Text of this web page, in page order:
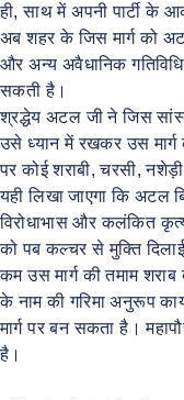
ही, साथ में अपनी पार्टी के
अब शहर के जिस मार्ग को
और अन्य अवैधानिक
सकती है।
श्रद्धेय अटल जी ने जिस
उसे ध्यान में रखकर उस मार्ग
पर कोई शराबी, चरसी,
यही लिखा जाएगा कि अटल
विरोधाभास और कलंकित
को पब कल्चर से मुक्ति
कम उस मार्ग की तमाम शराब
के नाम की गरिमा अनुरूप
मार्ग पर बन सकता है।
है।